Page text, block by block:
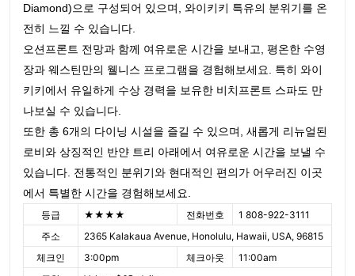
Diamond)으로 구성되어 있으며, 와이키키 특유의 분위기를 온
전히 느낄 수 있습니다.
오션프론트 전망과 함께 여유로운 시간을 보내고, 평온한 수영
장과 웨스틴만의 웰니스 프로그램을 경험해보세요. 특히 와이
키키에서 유일하게 수상 경력을 보유한 비치프론트 스파도 만
나보실 수 있습니다.
또한 총 6개의 다이닝 시설을 즐길 수 있으며, 새롭게 리뉴얼된
로비와 상징적인 반얀 트리 아래에서 여유로운 시간을 보낼 수
있습니다. 전통적인 분위기와 현대적인 편의가 어우러진 이곳
에서 특별한 시간을 경험해보세요.
등급 ★★★★ 전화번호
1 808-922-3111
주소
2365 Kalakaua Avenue, Honolulu, Hawaii, USA, 96815
체크인
3:00pm 체크아웃
11:00am